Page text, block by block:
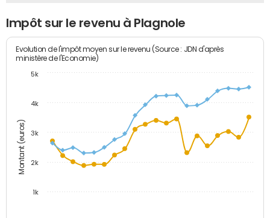
Impôt sur le revenu à Plagnole
Montant (euros)
Evolution de l'impôt moyen sur le revenu (Source : JDN d'après
ministère de l'Economie)
1k
2k
3k
4k
5k